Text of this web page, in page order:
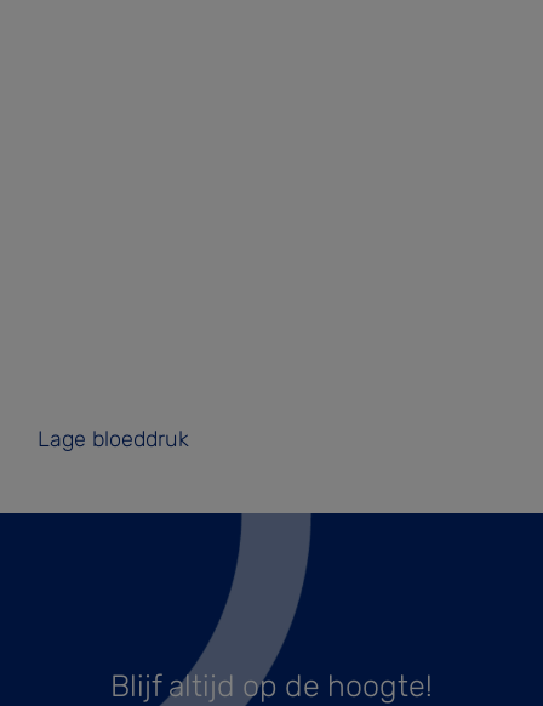
Lage bloeddruk
Blijf altijd op de hoogte!